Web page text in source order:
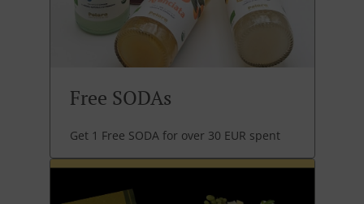
Free SODAs
Get 1 Free SODA for over 30 EUR spent